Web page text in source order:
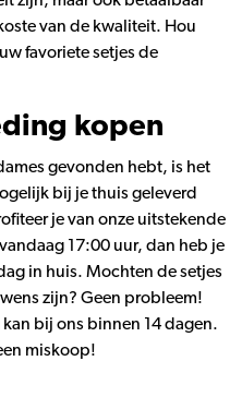
van de kwaliteit. Hou
favoriete setjes de
kopen
gevonden hebt, is het
bij je thuis geleverd
je van onze uitstekende
17:00 uur, dan heb je
in huis. Mochten de setjes
zijn? Geen probleem!
bij ons binnen 14 dagen.
miskoop!